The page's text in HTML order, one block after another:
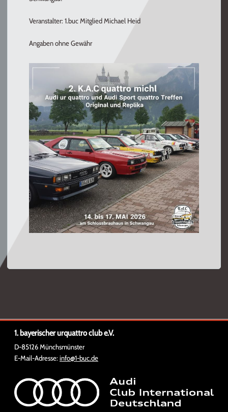
Veranstalter: 1.buc Mitglied Michael Heid
Angaben ohne Gewähr
1. bayerischer urquattro club e.V.
D-85126 Münchsmünster
E-Mail-Adresse:info@1-buc.de